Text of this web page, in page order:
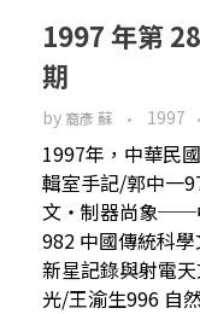
1997 年第
期
by 裔彥 蘇 1997
1997年，中華民
輯室手記/郭中一
文‧制器尚象──
982 中國傳統科
新星記錄與射電
光/王渝生996 自